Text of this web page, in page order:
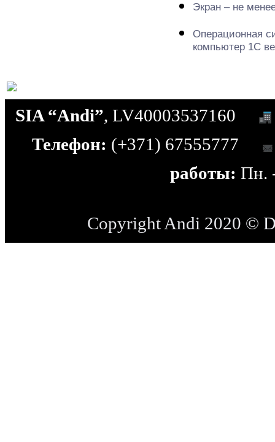
Экран – не
Операционная
компьютер 1С
SIA “Andi”, LV40003537160
Телефон: (+371) 67555777
работы: Пн.
Copyright Andi 2020 ©